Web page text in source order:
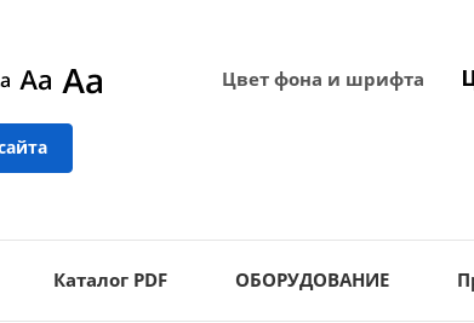
Цвет фона и шрифта
Каталог PDF ОБОРУДОВАНИЕ